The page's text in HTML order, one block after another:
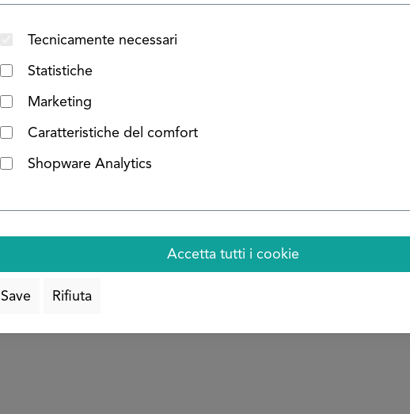
Valutazione media di 5 su 5 stelle
Angolare in alluminio grezzo
Tecnicamente necessari
Statistiche
Marketing
Caratteristiche del comfort
Shopware Analytics
Accetta tutti i cookie
Save Rifiuta